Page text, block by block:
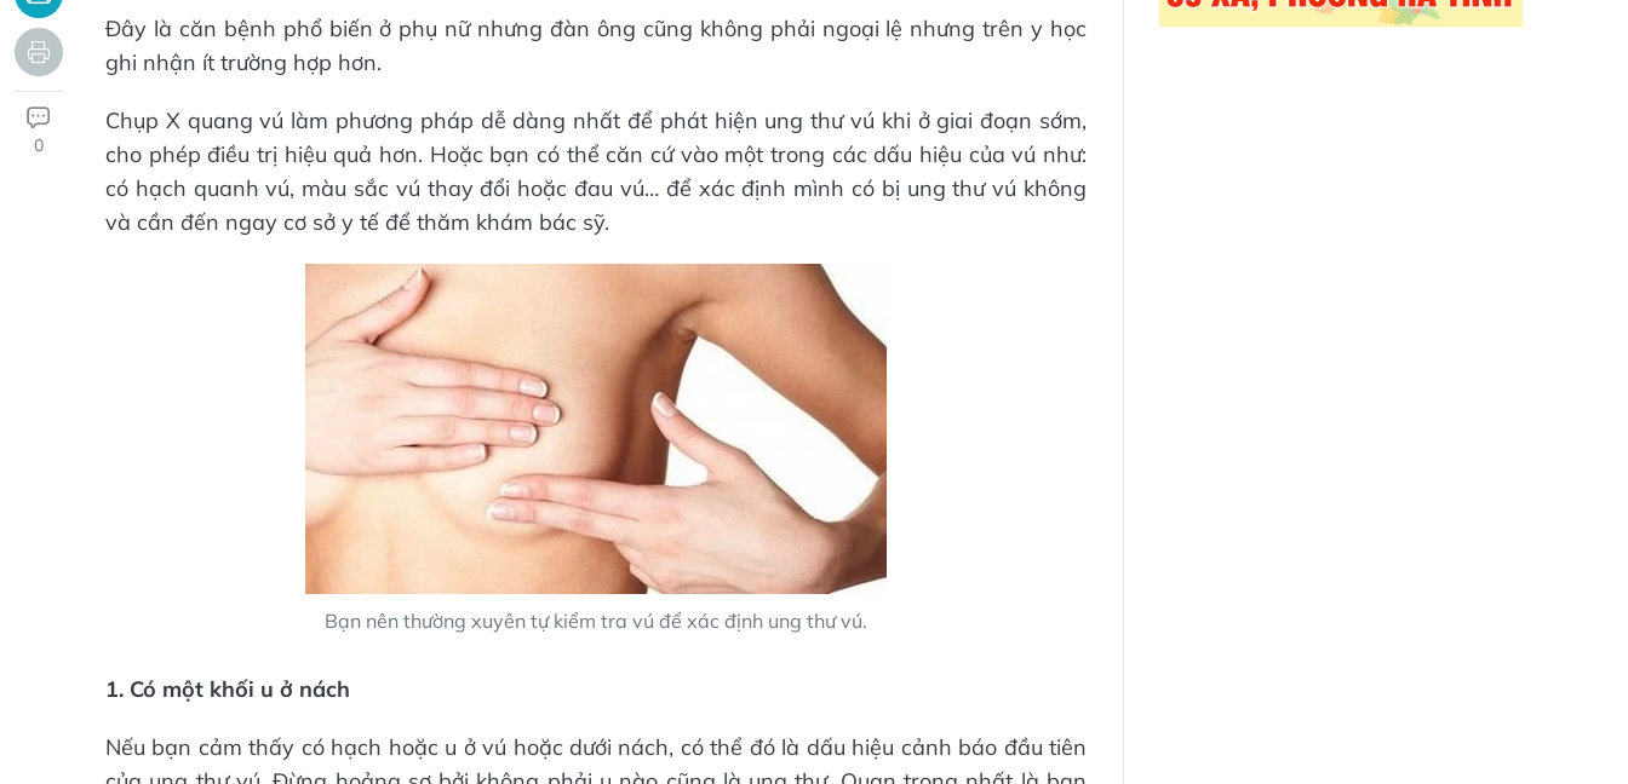
0
Đây là căn bệnh phổ biến ở phụ nữ nhưng đàn ông cũng không phải ngoại lệ nhưng trên y học
ghi nhận ít trường hợp hơn.
Chụp X quang vú làm phương pháp dễ dàng nhất để phát hiện ung thư vú khi ở giai đoạn sớm,
cho phép điều trị hiệu quả hơn. Hoặc bạn có thể căn cứ vào một trong các dấu hiệu của vú như:
có hạch quanh vú, màu sắc vú thay đổi hoặc đau vú… để xác định mình có bị ung thư vú không
và cần đến ngay cơ sở y tế để thăm khám bác sỹ.
Bạn nên thường xuyên tự kiểm tra vú để xác định ung thư vú.
1. Có một khối u ở nách
Nếu bạn cảm thấy có hạch hoặc u ở vú hoặc dưới nách, có thể đó là dấu hiệu cảnh báo đầu tiên